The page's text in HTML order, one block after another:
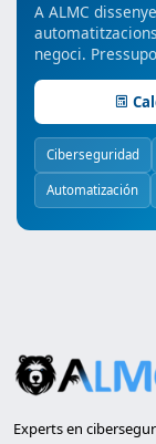
A ALMC
negoci.
Ciberseguridad
Automatización
Experts en